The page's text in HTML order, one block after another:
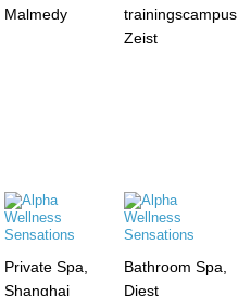
Malmedy
trainingscampus,
Zeist
Private Spa,
Shanghai
Bathroom Spa,
Diest